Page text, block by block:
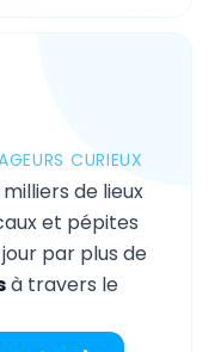
CURIEUX
de lieux
et pépites
par plus de
à travers le